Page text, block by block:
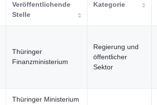
Veröffentlichende
Stelle
Kategorie
Thüringer
Finanzministerium
Regierung und
öffentlicher
Sektor
Thüringer Ministerium